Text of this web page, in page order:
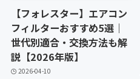
【フォレスター】エアコン
フィルターおすすめ5選｜
世代別適合・交換方法も解
説【2026年版】
2026-04-10